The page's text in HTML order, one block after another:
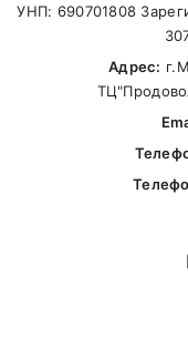
УНП: 690701808
Адрес: